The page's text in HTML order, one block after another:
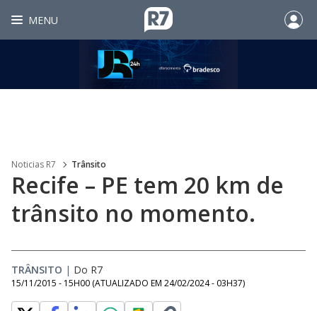
MENU
Noticias R7 Trânsito
Recife – PE tem 20 km de
trânsito no momento.
TRÂNSITO | Do R7
15/11/2015 - 15H00 (ATUALIZADO EM 24/02/2024 - 03H37)